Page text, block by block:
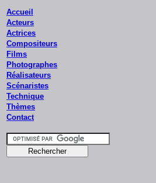
Accueil
Acteurs
Actrices
Compositeurs
Films
Photographes
Réalisateurs
Scénaristes
Technique
Thèmes
Contact